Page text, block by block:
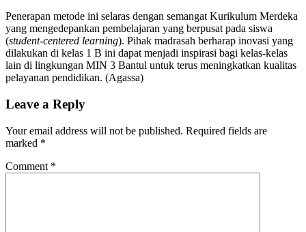
Penerapan metode ini selaras dengan semangat Kurikulum Merdeka
yang mengedepankan pembelajaran yang berpusat pada siswa
(student-centered learning). Pihak madrasah berharap inovasi yang
dilakukan di kelas 1 B ini dapat menjadi inspirasi bagi kelas-kelas
lain di lingkungan MIN 3 Bantul untuk terus meningkatkan kualitas
pelayanan pendidikan. (Agassa)
Leave a Reply
Your email address will not be published. Required fields are
marked *
Comment *